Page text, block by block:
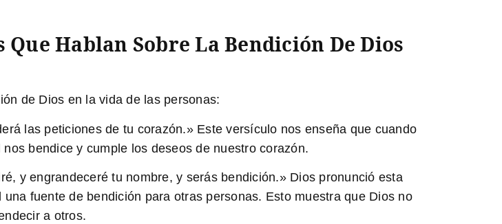
Hablan Sobre La Bendición De Dios
de Dios en la vida de las personas:
las peticiones de tu corazón.» Este versículo nos enseña que cuando
bendice y cumple los deseos de nuestro corazón.
y engrandeceré tu nombre, y serás bendición.» Dios pronunció esta
fuente de bendición para otras personas. Esto muestra que Dios no
a otros.